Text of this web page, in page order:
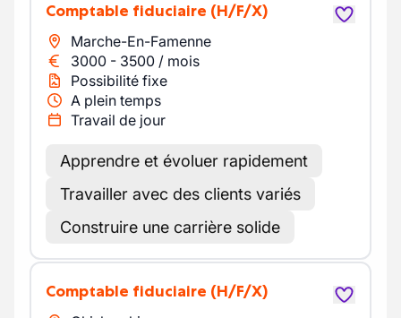
Comptable fiduciaire (H/F/X)
Marche-En-Famenne
3000 - 3500 / mois
Possibilité fixe
A plein temps
Travail de jour
Apprendre et évoluer rapidement
Travailler avec des clients variés
Construire une carrière solide
Comptable fiduciaire (H/F/X)